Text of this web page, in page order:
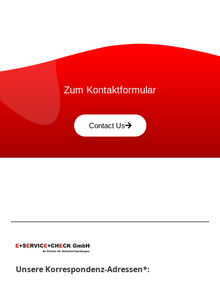
Zum Kontaktformular
Contact Us
Unsere Korrespondenz-Adressen*: